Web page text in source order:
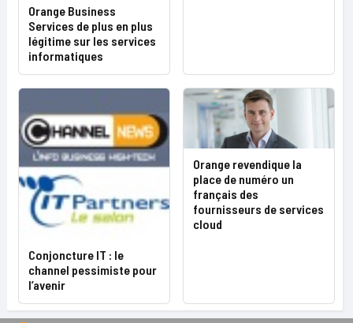
Orange Business
Services de plus en plus
légitime sur les services
informatiques
Conjoncture IT : le
channel pessimiste pour
l’avenir
Orange revendique la
place de numéro un
français des
fournisseurs de services
cloud